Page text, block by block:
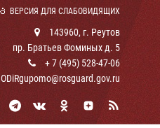
ВЕРСИЯ ДЛЯ СЛАБОВИДЯЩИХ
143960, г. Реутов
пр. Братьев Фоминых д. 5
+ 7 (495) 528-47-06
ODiRgupomo@rosguard.gov.ru